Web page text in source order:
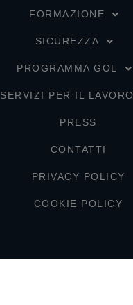
FORMAZIONE
SICUREZZA
PROGRAMMA GOL
SERVIZI PER IL LAVORO
PRESS
CONTATTI
PRIVACY POLICY
COOKIE POLICY